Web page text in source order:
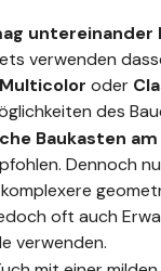
verwenden
Multicolor oder
des
Baukasten
Dennoch
oft auch
verwenden.